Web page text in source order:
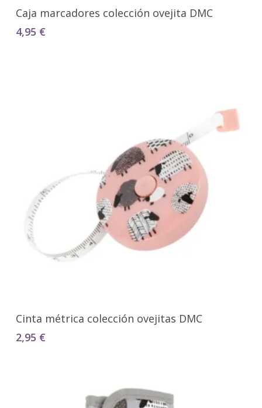
Seleccionar Opciones
Caja marcadores colección ovejita DMC
4,95 €
Seleccionar Opciones
Cinta métrica colección ovejitas DMC
2,95 €